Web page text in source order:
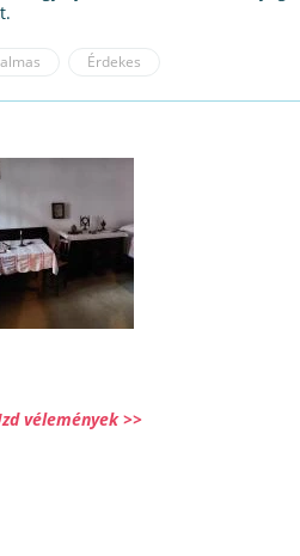
Érdekes
vélemények >>